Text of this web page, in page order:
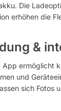
Die
erhöhen die
&
App ermöglicht
und
sich Fotos